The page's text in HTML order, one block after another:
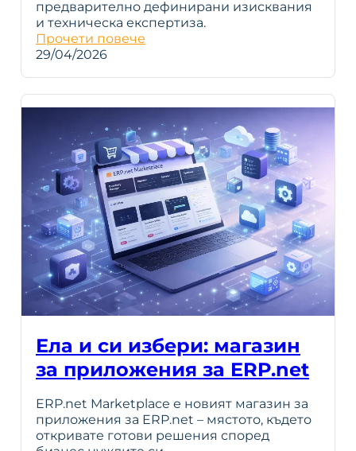
предварително дефинирани изисквания
и техническа експертиза.
Прочети повече
29/04/2026
Ела и си избери: магазин
за приложения за ERP.net
ERP.net Marketplace е новият магазин за
приложения за ERP.net – мястото, където
откривате готови решения според